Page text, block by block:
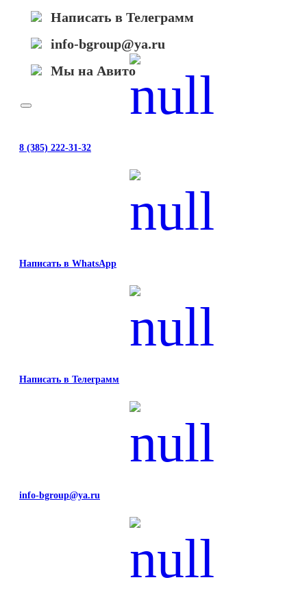
Написать в Телеграмм
info-bgroup@ya.ru
Мы на Авито
8 (385) 222-31-32
Написать в WhatsApp
Написать в Телеграмм
info-bgroup@ya.ru